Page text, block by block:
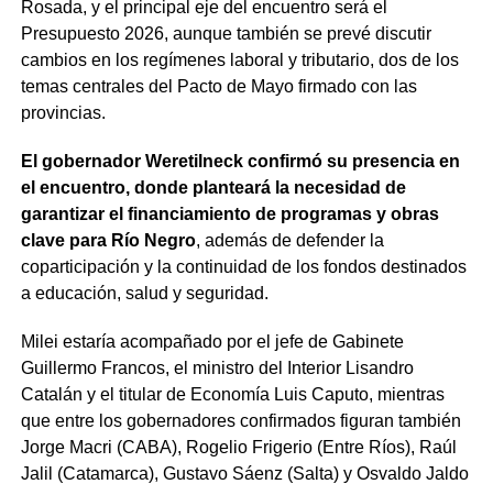
Rosada, y el principal eje del encuentro será el
Presupuesto 2026, aunque también se prevé discutir
cambios en los regímenes laboral y tributario, dos de los
temas centrales del Pacto de Mayo firmado con las
provincias.
El gobernador Weretilneck confirmó su presencia en
el encuentro, donde planteará la necesidad de
garantizar el financiamiento de programas y obras
clave para Río Negro, además de defender la
coparticipación y la continuidad de los fondos destinados
a educación, salud y seguridad.
Milei estaría acompañado por el jefe de Gabinete
Guillermo Francos, el ministro del Interior Lisandro
Catalán y el titular de Economía Luis Caputo, mientras
que entre los gobernadores confirmados figuran también
Jorge Macri (CABA), Rogelio Frigerio (Entre Ríos), Raúl
Jalil (Catamarca), Gustavo Sáenz (Salta) y Osvaldo Jaldo